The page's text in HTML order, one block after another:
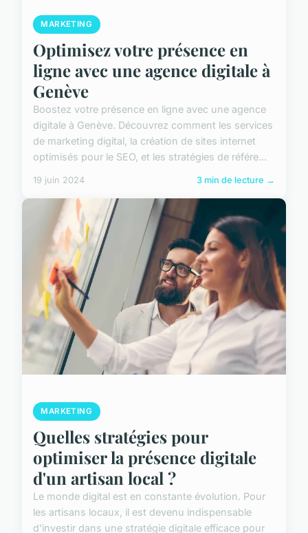
MARKETING
Optimisez votre présence en
ligne avec une agence digitale à
Genève
Boostez votre présence en ligne avec une agence
digitale à Genève. Découvrez comment les services
de marketing digital, la création de sites internet
optimisés pour le SEO, et les stratégies de référe...
19 juin 2024 3 min de lecture →
MARKETING
Quelles stratégies pour
optimiser la présence digitale
d'un artisan local ?
Le monde digital est en constante évolution. Pour
les artisans locaux, il est devenu indispensable
d'investir dans une stratégie digitale efficace pour